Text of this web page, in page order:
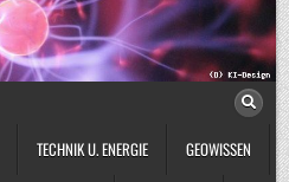
TECHNIK U. ENERGIE GEOWISSEN